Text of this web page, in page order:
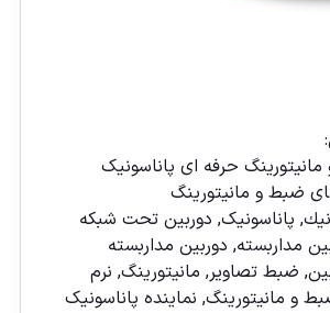
مانیتورینگ حرفه ای پاناسونیک
ضبط و مانيتورينگ
, پاناسونیک, دوربين تحت شبكه
مداربسته, دوربين مداربسته
, ضبط تصاویر, مانيتورينگ, نرم
و مانيتورينگ, نماينده پاناسونيک